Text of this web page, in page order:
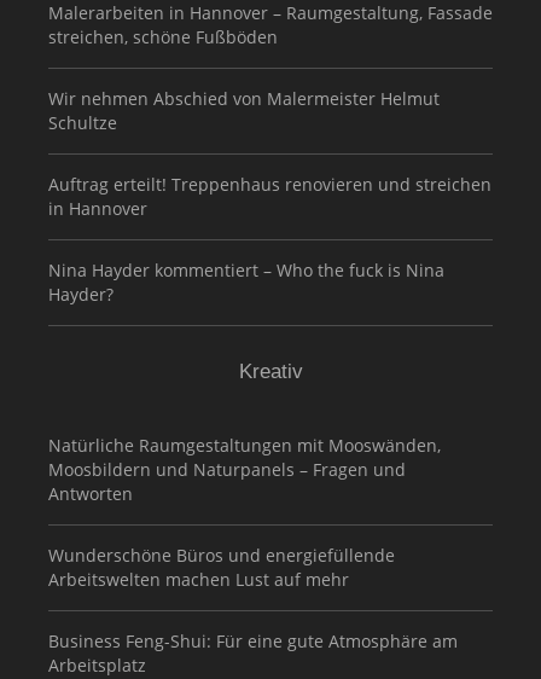
Malerarbeiten in Hannover – Raumgestaltung, Fassade
streichen, schöne Fußböden
Wir nehmen Abschied von Malermeister Helmut
Schultze
Auftrag erteilt! Treppenhaus renovieren und streichen
in Hannover
Nina Hayder kommentiert – Who the fuck is Nina
Hayder?
Kreativ
Natürliche Raumgestaltungen mit Mooswänden,
Moosbildern und Naturpanels – Fragen und
Antworten
Wunderschöne Büros und energiefüllende
Arbeitswelten machen Lust auf mehr
Business Feng-Shui: Für eine gute Atmosphäre am
Arbeitsplatz